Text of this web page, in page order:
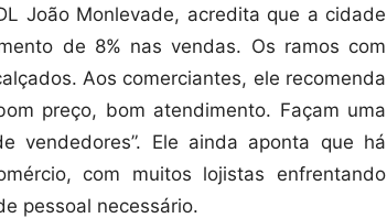
João Monlevade, acredita que a cidade
de 8% nas vendas. Os ramos com
Aos comerciantes, ele recomenda
preço, bom atendimento. Façam uma
vendedores”. Ele ainda aponta que há
com muitos lojistas enfrentando
pessoal necessário.